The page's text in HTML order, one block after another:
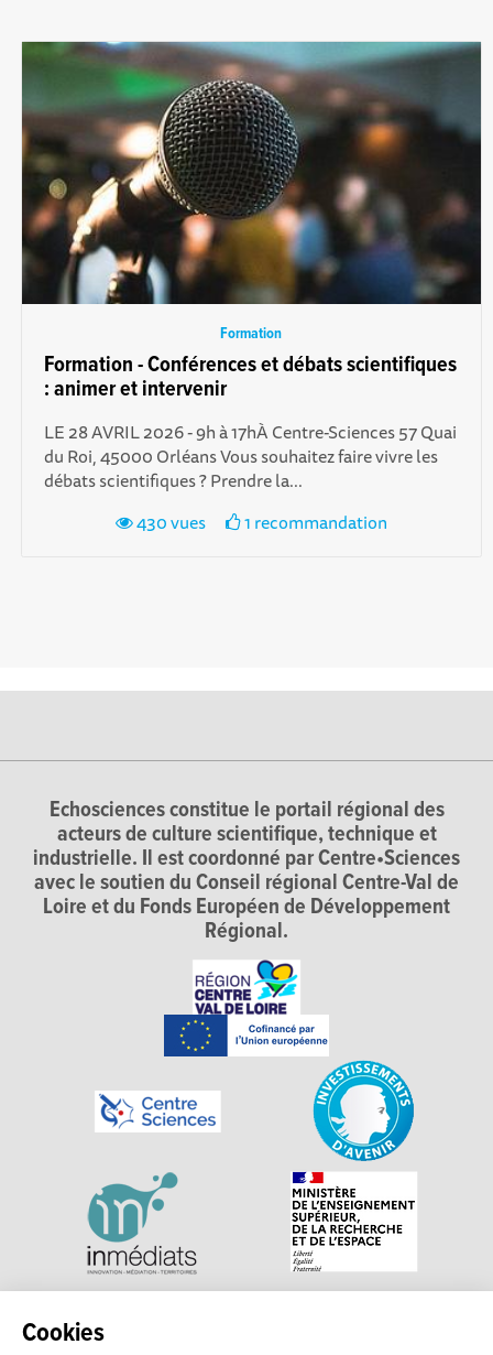
Cookies
Formation
Formation - Conférences et débats scientifiques
: animer et intervenir
LE 28 AVRIL 2026 - 9h à 17h À Centre-Sciences 57 Quai
du Roi, 45000 Orléans Vous souhaitez faire vivre les
débats scientifiques ? Prendre la...
430 vues
1 recommandation
Echosciences constitue le portail régional des
acteurs de culture scientifique, technique et
industrielle. Il est coordonné par Centre•Sciences
avec le soutien du Conseil régional Centre-Val de
Loire et du Fonds Européen de Développement
Régional.
Explorer, s’exprimer, rentrer en contact : Echosciences